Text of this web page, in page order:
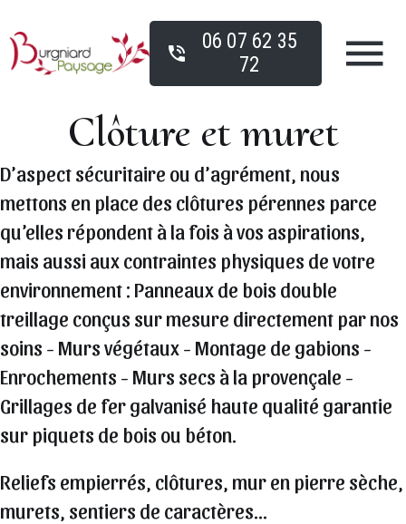
06 07 62 35
72
Clôture et muret
D’aspect sécuritaire ou d’agrément, nous
mettons en place des clôtures pérennes parce
qu’elles répondent à la fois à vos aspirations,
mais aussi aux contraintes physiques de votre
environnement : Panneaux de bois double
treillage conçus sur mesure directement par nos
soins - Murs végétaux - Montage de gabions -
Enrochements - Murs secs à la provençale -
Grillages de fer galvanisé haute qualité garantie
sur piquets de bois ou béton.
Reliefs empierrés, clôtures, mur en pierre sèche,
murets, sentiers de caractères...